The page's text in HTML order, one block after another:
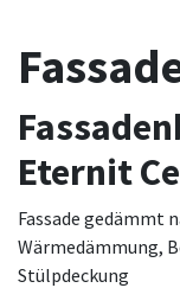
Eternit
Fassade gedämmt
Wärmedämmung,
Stülpdeckung